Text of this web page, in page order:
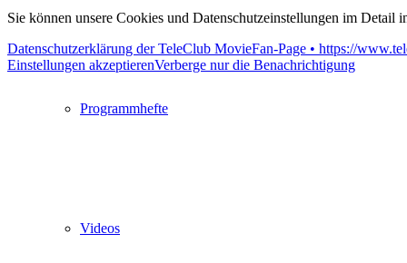
Programmhefte
Videos
Sie können unsere Cookies und Datenschutzeinstellungen im Detail
Datenschutzerklärung der TeleClub MovieFan-Page • https://
Einstellungen akzeptierenVerberge nur die Benachrichtigung